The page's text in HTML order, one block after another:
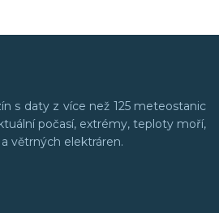
s daty z více než 125 meteostanic
počasí, extrémy, teploty moří,
větrných elektráren.